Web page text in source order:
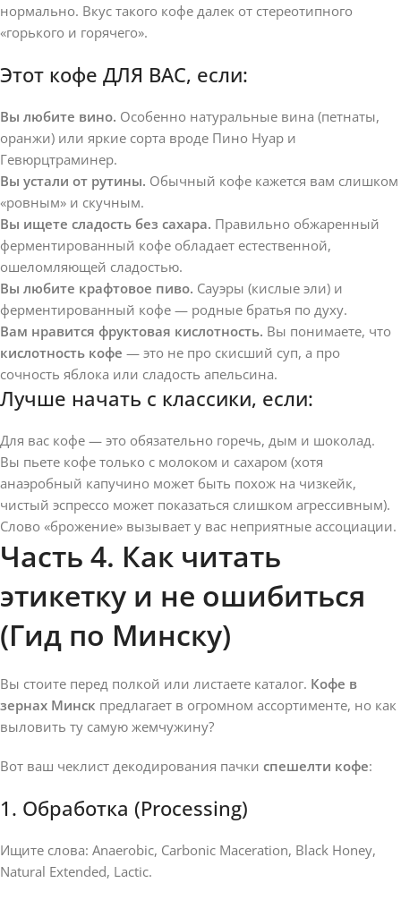
нормально. Вкус такого кофе далек от стереотипного
«горького и горячего».
Этот кофе ДЛЯ ВАС, если:
Вы любите вино. Особенно натуральные вина (петнаты,
оранжи) или яркие сорта вроде Пино Нуар и
Гевюрцтраминер.
Вы устали от рутины. Обычный кофе кажется вам слишком
«ровным» и скучным.
Вы ищете сладость без сахара. Правильно обжаренный
ферментированный кофе обладает естественной,
ошеломляющей сладостью.
Вы любите крафтовое пиво. Сауэры (кислые эли) и
ферментированный кофе — родные братья по духу.
Вам нравится фруктовая кислотность. Вы понимаете, что
кислотность кофе — это не про скисший суп, а про
сочность яблока или сладость апельсина.
Лучше начать с классики, если:
Для вас кофе — это обязательно горечь, дым и шоколад.
Вы пьете кофе только с молоком и сахаром (хотя
анаэробный капучино может быть похож на чизкейк,
чистый эспрессо может показаться слишком агрессивным).
Слово «брожение» вызывает у вас неприятные ассоциации.
Часть 4. Как читать
этикетку и не ошибиться
(Гид по Минску)
Вы стоите перед полкой или листаете каталог. Кофе в
зернах Минск предлагает в огромном ассортименте, но как
выловить ту самую жемчужину?
Вот ваш чеклист декодирования пачки спешелти кофе:
1. Обработка (Processing)
Ищите слова: Anaerobic, Carbonic Maceration, Black Honey,
Natural Extended, Lactic.